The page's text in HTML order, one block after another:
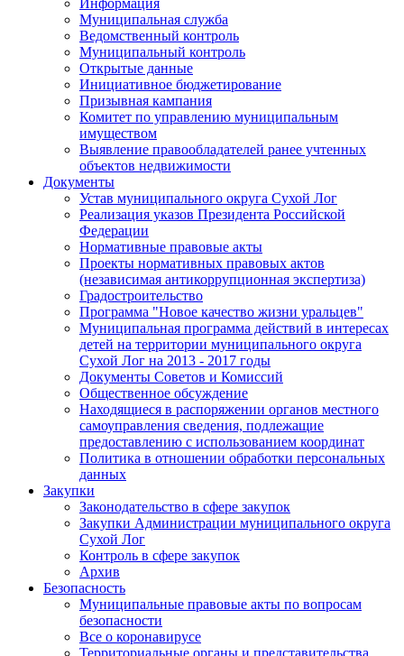
Информация
Муниципальная служба
Ведомственный контроль
Муниципальный контроль
Открытые данные
Инициативное бюджетирование
Призывная кампания
Комитет по управлению муниципальным
имуществом
Выявление правообладателей ранее учтенных
объектов недвижимости
Документы
Устав муниципального округа Сухой Лог
Реализация указов Президента Российской
Федерации
Нормативные правовые акты
Проекты нормативных правовых актов
(независимая антикоррупционная экспертиза)
Градостроительство
Программа "Новое качество жизни уральцев"
Муниципальная программа действий в интересах
детей на территории муниципального округа
Сухой Лог на 2013 - 2017 годы
Документы Советов и Комиссий
Общественное обсуждение
Находящиеся в распоряжении органов местного
самоуправления сведения, подлежащие
предоставлению с использованием координат
Политика в отношении обработки персональных
данных
Закупки
Законодательство в сфере закупок
Закупки Администрации муниципального округа
Сухой Лог
Контроль в сфере закупок
Архив
Безопасность
Муниципальные правовые акты по вопросам
безопасности
Все о коронавирусе
Территориальные органы и представительства